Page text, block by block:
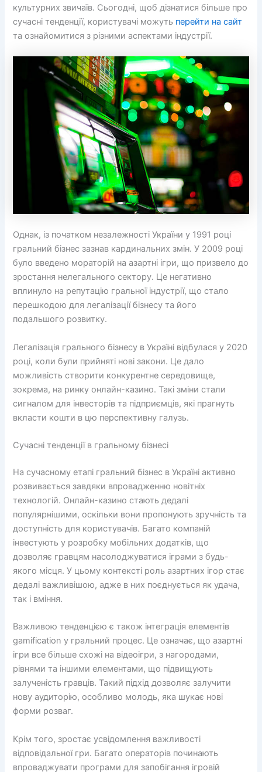
культурних звичаїв. Сьогодні, щоб дізнатися більше про
сучасні тенденції, користувачі можуть перейти на сайт
та ознайомитися з різними аспектами індустрії.
Однак, із початком незалежності України у 1991 році
гральний бізнес зазнав кардинальних змін. У 2009 році
було введено мораторій на азартні ігри, що призвело до
зростання нелегального сектору. Це негативно
вплинуло на репутацію гральної індустрії, що стало
перешкодою для легалізації бізнесу та його
подальшого розвитку.
Легалізація грального бізнесу в Україні відбулася у 2020
році, коли були прийняті нові закони. Це дало
можливість створити конкурентне середовище,
зокрема, на ринку онлайн-казино. Такі зміни стали
сигналом для інвесторів та підприємців, які прагнуть
вкласти кошти в цю перспективну галузь.
Сучасні тенденції в гральному бізнесі
На сучасному етапі гральний бізнес в Україні активно
розвивається завдяки впровадженню новітніх
технологій. Онлайн-казино стають дедалі
популярнішими, оскільки вони пропонують зручність та
доступність для користувачів. Багато компаній
інвестують у розробку мобільних додатків, що
дозволяє гравцям насолоджуватися іграми з будь-
якого місця. У цьому контексті роль азартних ігор стає
дедалі важливішою, адже в них поєднується як удача,
так і вміння.
Важливою тенденцією є також інтеграція елементів
gamification у гральний процес. Це означає, що азартні
ігри все більше схожі на відеоігри, з нагородами,
рівнями та іншими елементами, що підвищують
залученість гравців. Такий підхід дозволяє залучити
нову аудиторію, особливо молодь, яка шукає нові
форми розваг.
Крім того, зростає усвідомлення важливості
відповідальної гри. Багато операторів починають
впроваджувати програми для запобігання ігровій